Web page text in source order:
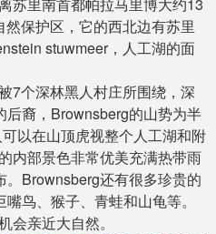
保护区，它的西北边有苏里
stuwmeer，人工湖的面
7个深林黑人村庄所围绕，深
裔，Brownsberg的山势为半
以在山顶虎视整个人工湖和附
内部景色非常优美充满热带雨
Brownsberg还有很多珍贵的
鸟、猴子、青蛙和山龟等。
会亲近大自然。